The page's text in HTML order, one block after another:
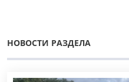
НОВОСТИ РАЗДЕЛА